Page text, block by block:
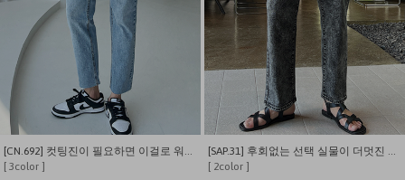
[CN.692] 컷팅진이 필요하면 이걸로 워싱 데님 스판팬츠
[ 3color ]
[SAP.31] 후회없는 선택 실물이 더멋진 스톤워싱 스트레이트 스판데님
[ 2color ]